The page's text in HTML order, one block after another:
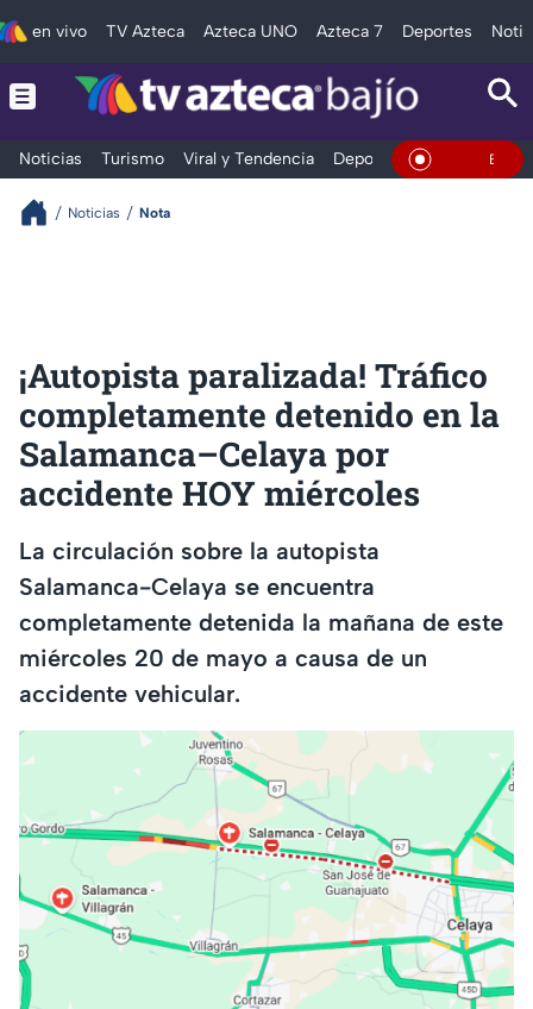
en vivo TV Azteca Azteca UNO Azteca 7 Deportes
Noticias Turismo Viral y Tendencia Deportes Espectáculos
En Vivo
Noticias Nota
¡Autopista paralizada! Tráfico
completamente detenido en la
Salamanca–Celaya por
accidente HOY miércoles
La circulación sobre la autopista
Salamanca-Celaya se encuentra
completamente detenida la mañana de este
miércoles 20 de mayo a causa de un
accidente vehicular.